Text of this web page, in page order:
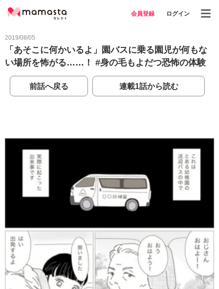
会員登録 ログイン
2019/08/05
「あそこに何かいるよ」園バスに乗る園児が何もな
い場所を怖がる……！ #身の毛もよだつ恐怖の体験
前話へ戻る 連載1話から読む